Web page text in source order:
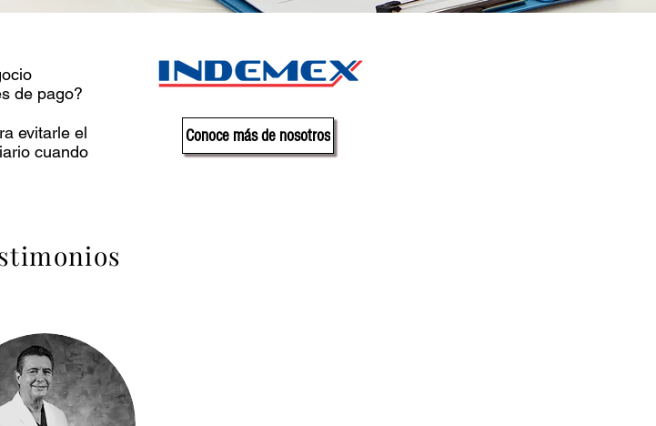
de pago?
evitarle el
cuando
Conoce más de nosotros